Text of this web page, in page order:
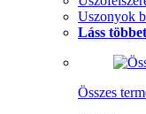
Uszonyok
Láss
Összes